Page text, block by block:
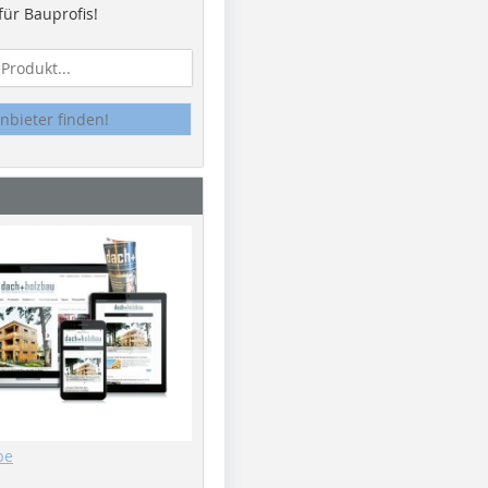
Bauprofis!
finden!